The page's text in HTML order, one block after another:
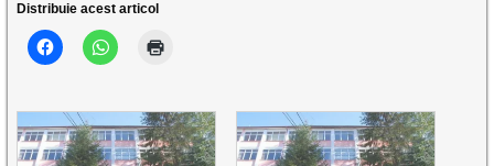
Distribuie acest articol